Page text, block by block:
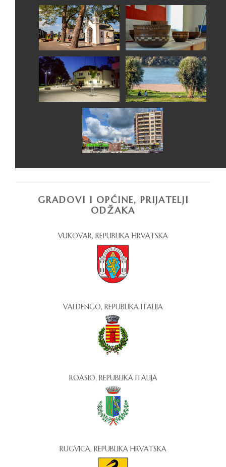
GRADOVI I OPĆINE, PRIJATELJI
ODŽAKA
VUKOVAR, REPUBLIKA HRVATSKA
VALDENGO, REPUBLIKA ITALIJA
ROASIO, REPUBLIKA ITALIJA
RUGVICA, REPUBLIKA HRVATSKA